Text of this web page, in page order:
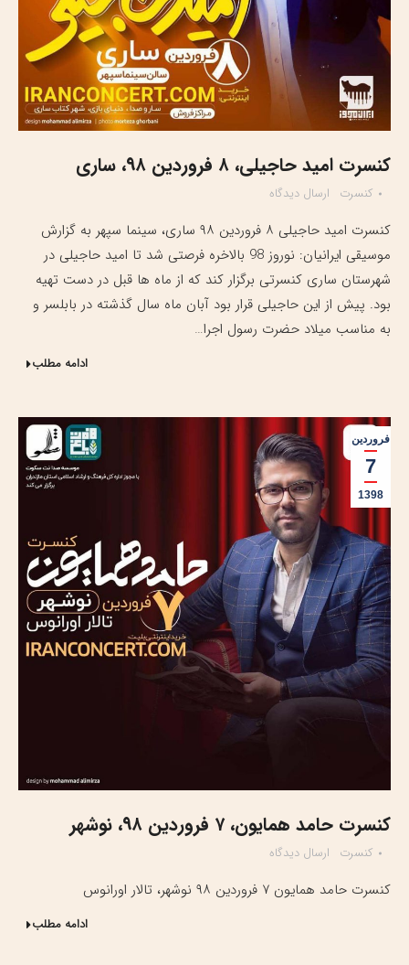
کنسرت امید حاجیلی، ۸ فروردین ۹۸، ساری
کنسرت ارسال دیدگاه
کنسرت امید حاجیلی ۸ فروردین ۹۸ ساری، سینما سپهر به گزارش
موسیقی ایرانیان: نوروز 98 بالاخره فرصتی شد تا امید حاجیلی در
شهرستان ساری کنسرتی برگزار کند که از ماه ها قبل در دست تهیه
بود. پیش از این حاجیلی قرار بود آبان ماه سال گذشته در بابلسر و
به مناسب میلاد حضرت رسول اجرا…
ادامه مطلب
فروردین
7
1398
کنسرت حامد همایون، ۷ فروردین ۹۸، نوشهر
کنسرت ارسال دیدگاه
کنسرت حامد همایون ۷ فروردین ۹۸ نوشهر، تالار اورانوس
ادامه مطلب